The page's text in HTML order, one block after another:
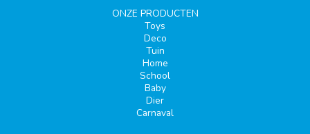
ONZE PRODUCTEN
Toys
Deco
Tuin
Home
School
Baby
Dier
Carnaval